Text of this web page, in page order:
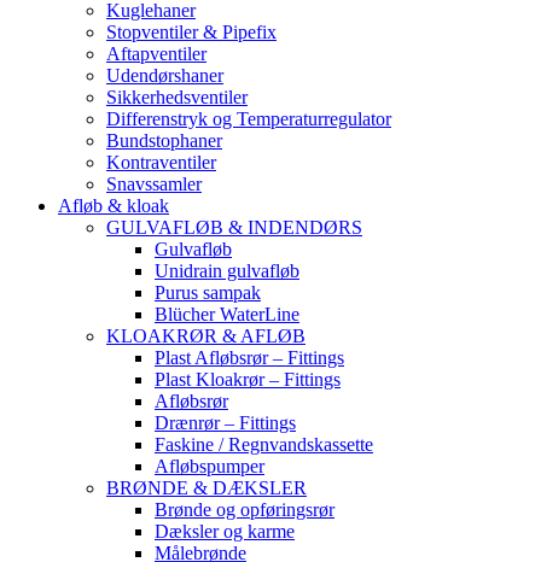
Kuglehaner
Stopventiler & Pipefix
Aftapventiler
Udendørshaner
Sikkerhedsventiler
Differenstryk og Temperaturregulator
Bundstophaner
Kontraventiler
Snavssamler
Afløb & kloak
GULVAFLØB & INDENDØRS
Gulvafløb
Unidrain gulvafløb
Purus sampak
Blücher WaterLine
KLOAKRØR & AFLØB
Plast Afløbsrør – Fittings
Plast Kloakrør – Fittings
Afløbsrør
Drænrør – Fittings
Faskine / Regnvandskassette
Afløbspumper
BRØNDE & DÆKSLER
Brønde og opføringsrør
Dæksler og karme
Målebrønde